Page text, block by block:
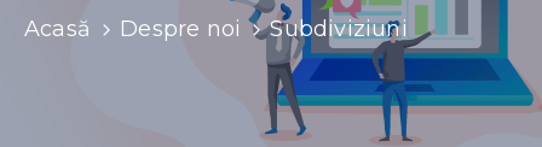
Transparență
Acasă Despre noi Subdiviziuni